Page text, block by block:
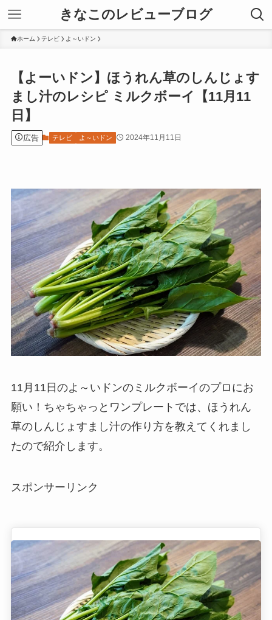
きなこのレビューブログ
ホーム テレビ よ～いドン
【よーいドン】ほうれん草のしんじょす
まし汁のレシピ ミルクボーイ【11月11
日】
広告 テレビ よ～いドン 2024年11月11日
11月11日のよ～いドンのミルクボーイのプロにお
願い！ちゃちゃっとワンプレートでは、ほうれん
草のしんじょすまし汁の作り方を教えてくれまし
たので紹介します。
スポンサーリンク